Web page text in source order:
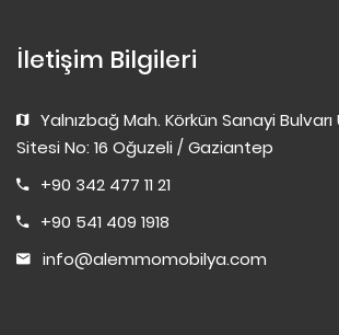
İletişim Bilgileri
Yalnızbağ Mah. Körkün Sanayi
Sitesi No: 16 Oğuzeli / Gaziantep
+90 342 477 11 21
+90 541 409 1918
info@alemmomobilya.com